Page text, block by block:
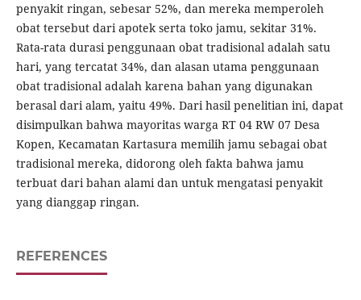
penyakit ringan, sebesar 52%, dan mereka memperoleh
obat tersebut dari apotek serta toko jamu, sekitar 31%.
Rata-rata durasi penggunaan obat tradisional adalah satu
hari, yang tercatat 34%, dan alasan utama penggunaan
obat tradisional adalah karena bahan yang digunakan
berasal dari alam, yaitu 49%. Dari hasil penelitian ini, dapat
disimpulkan bahwa mayoritas warga RT 04 RW 07 Desa
Kopen, Kecamatan Kartasura memilih jamu sebagai obat
tradisional mereka, didorong oleh fakta bahwa jamu
terbuat dari bahan alami dan untuk mengatasi penyakit
yang dianggap ringan.
REFERENCES